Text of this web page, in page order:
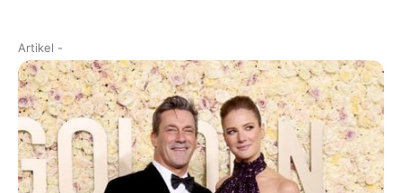
Artikel -